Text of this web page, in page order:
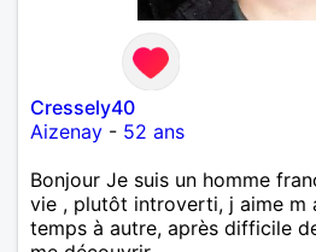
Cressely40
Aizenay - 52 ans
Bonjour Je suis un homme
vie , plutôt introverti, j aime m
temps à autre, après difficile